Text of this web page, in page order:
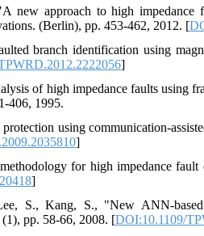
approach to high impedance
(Berlin), pp. 453-462, 2012. [
branch identification using
]
of high impedance faults using
406, 1995.
using communication-
]
for high impedance
]
S., Kang, S., "New ANN-
pp. 58-66, 2008. [DOI:10.1109/